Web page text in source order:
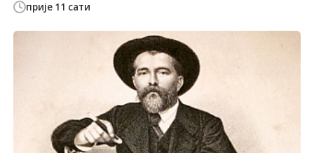
прије 11 сати